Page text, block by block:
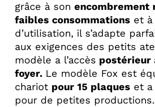
grâce à son encombrement
faibles consommations et
d’utilisation, il s’adapte
aux exigences des petits
modèle a l’accès postérieur
foyer. Le modèle Fox est
chariot pour 15 plaques et a
pour de petites productions.